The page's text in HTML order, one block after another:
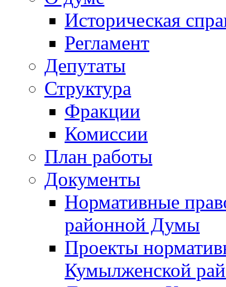
Историческая
Регламент
Депутаты
Структура
Фракции
Комиссии
План работы
Документы
Нормативные
районной Думы
Проекты
Кумылженской